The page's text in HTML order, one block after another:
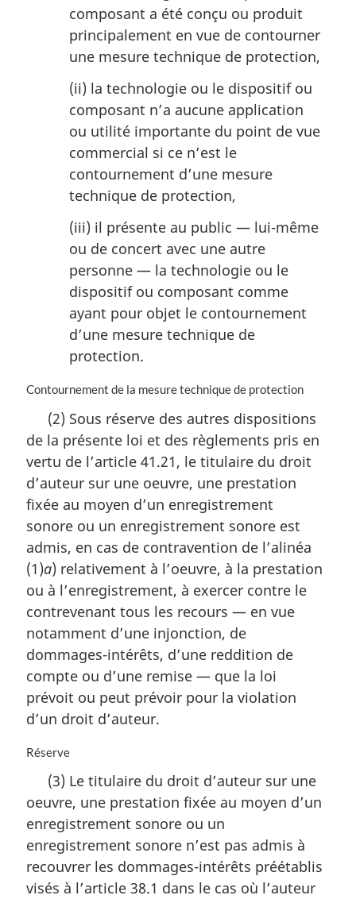
composant a été conçu ou produit
principalement en vue de contourner
une mesure technique de protection,
(ii) la technologie ou le dispositif ou
composant n’a aucune application
ou utilité importante du point de vue
commercial si ce n’est le
contournement d’une mesure
technique de protection,
(iii) il présente au public — lui-même
ou de concert avec une autre
personne — la technologie ou le
dispositif ou composant comme
ayant pour objet le contournement
d’une mesure technique de
protection.
N
e
m
r
g
i
a
l
e
:
Contournement de la mesure technique de protection
(2) Sous réserve des autres dispositions
de la présente loi et des règlements pris en
vertu de l’article 41.21, le titulaire du droit
d’auteur sur une oeuvre, une prestation
fixée au moyen d’un enregistrement
sonore ou un enregistrement sonore est
admis, en cas de contravention de l’alinéa
(1)a) relativement à l’oeuvre, à la prestation
ou à l’enregistrement, à exercer contre le
contrevenant tous les recours — en vue
notamment d’une injonction, de
dommages-intérêts, d’une reddition de
compte ou d’une remise — que la loi
prévoit ou peut prévoir pour la violation
d’un droit d’auteur.
N
e
m
r
g
i
Réserve
(3) Le titulaire du droit d’auteur sur une
oeuvre, une prestation fixée au moyen d’un
enregistrement sonore ou un
enregistrement sonore n’est pas admis à
recouvrer les dommages-intérêts préétablis
visés à l’article 38.1 dans le cas où l’auteur